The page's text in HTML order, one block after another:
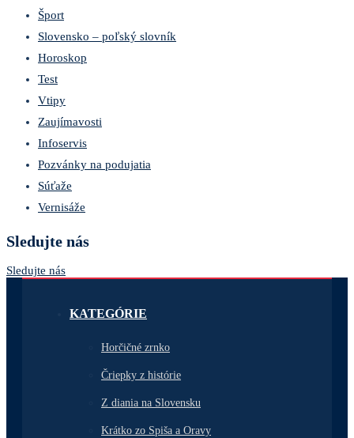
Šport
Slovensko – poľský slovník
Horoskop
Test
Vtipy
Zaujímavosti
Infoservis
Pozvánky na podujatia
Súťaže
Vernisáže
Sledujte nás
Sledujte nás
KATEGÓRIE
Horčičné zrnko
Čriepky z histórie
Z diania na Slovensku
Krátko zo Spiša a Oravy